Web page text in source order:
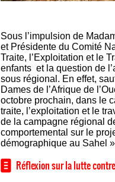
Sous l’impulsion de
et Présidente du Comité
Traite, l’Exploitation et le
enfants et la question de
sous régional. En effet,
Dames de l’Afrique de
octobre prochain, dans le
traite, l’exploitation et le
de la campagne régional
comportemental sur le
démographique au Sahel
Réflexion sur la lutte